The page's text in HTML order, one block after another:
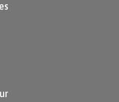
non bornée
ensemble, sa
dans son